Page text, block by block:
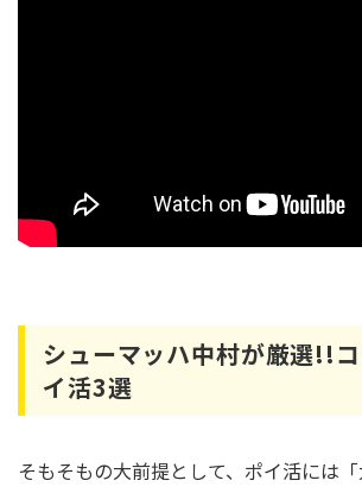
シューマッハ中村が厳選!!
イ活3選
そもそもの大前提として、ポイ活には